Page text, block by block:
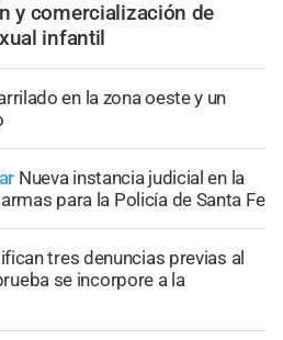
y comercialización de
infantil
en la zona oeste y un
Nueva instancia judicial en la
para la Policía de Santa Fe
tres denuncias previas al
se incorpore a la